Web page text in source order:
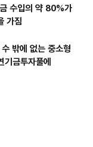
수입의 약 80%가
가짐
밖에 없는 중소형
금투자풀에